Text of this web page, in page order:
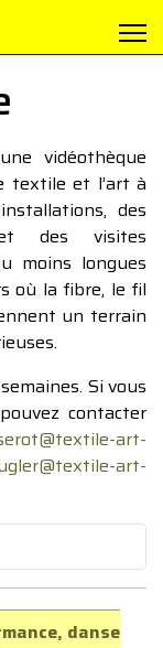
vidéothèque
textile et l’art à
des
des visites
moins longues
où la fibre, le fil
un terrain
Si vous
contacter
art-
art-
danse